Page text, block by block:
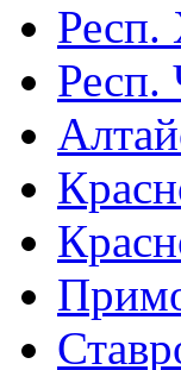
Респ.
Респ.